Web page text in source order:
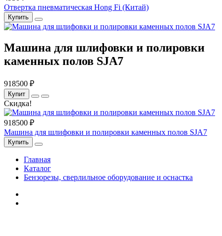
Отвертка пневматическая Hong Fi (Китай)
Купить
Машина для шлифовки и полировки
каменных полов SJA7
918500 ₽
Купит
Скидка!
918500 ₽
Машина для шлифовки и полировки каменных полов SJA7
Купить
Главная
Каталог
Бензорезы, сверлильное оборудование и оснастка